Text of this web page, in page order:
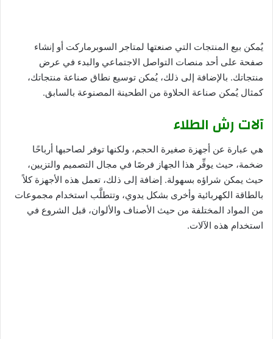
يُمكن بيع المنتجات التي صنعتها لمتاجر السوبرماركت أو إنشاء
صفحة على أحد منصات التواصل الاجتماعي والبدء في عرض
منتجاتك. بالإضافة إلى ذلك، يُمكن توسيع نطاق صناعة منتجاتك،
كمثال يُمكن صناعة الحلاوة من الطحينة المصنوعة بالسابق.
آلات رش الطلاء
هي عبارة عن أجهزة صغيرة الحجم، ولكنها توفر لصاحبها أرباحًا
ضخمة، حيث يوفِّر هذا الجهاز فرصًا في مجال التصميم والتزيين،
حيث يمكن شراؤه بسهولة. إضافة إلى ذلك، تعمل هذه الأجهزة كلاً
بالطاقة الكهربائية وأخرى بشكل يدوي، وتتطلَّب استخدام مجموعات
من المواد المختلفة من حيث الأصناف والألوان، قبل الشروع في
استخدام هذه الآلات.